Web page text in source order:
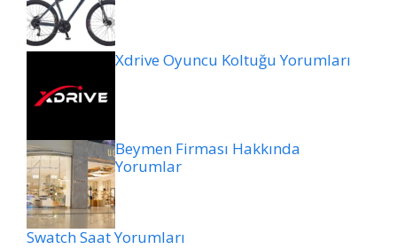
Xdrive Oyuncu Koltuğu Yorumları
Beymen Firması Hakkında
Yorumlar
Swatch Saat Yorumları